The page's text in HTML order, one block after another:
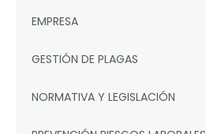
EMPRESA
GESTIÓN DE PLAGAS
NORMATIVA Y LEGISLACIÓN